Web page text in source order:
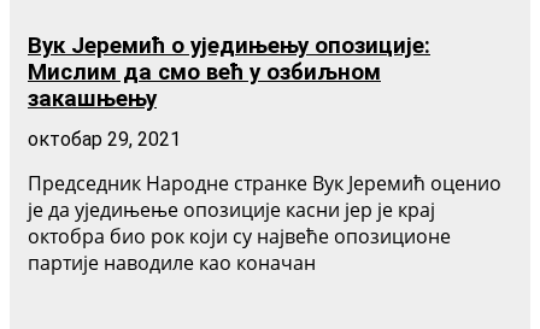
Вук Јеремић о уједињењу опозиције:
Мислим да смо већ у озбиљном
закашњењу
октобар 29, 2021
Председник Народне странке Вук Јеремић оценио
је да уједињење опозиције касни јер је крај
октобра био рок који су највеће опозиционе
партије наводиле као коначан